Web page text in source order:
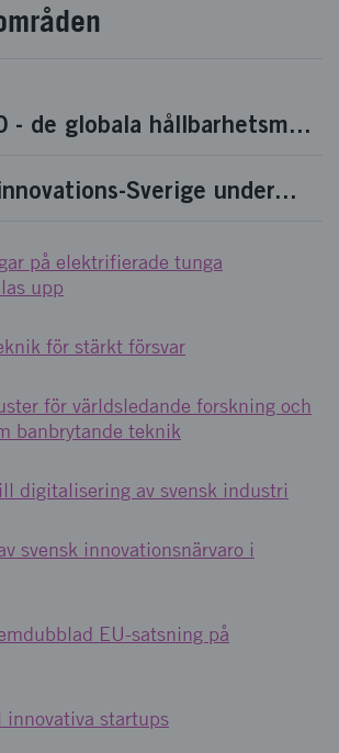
- de globala hållbarhetsm...
Sverige under...
på elektrifierade tunga
upp
för stärkt försvar
för världsledande forskning och
banbrytande teknik
digitalisering av svensk industri
svensk innovationsnärvaro i
EU-satsning på
startups